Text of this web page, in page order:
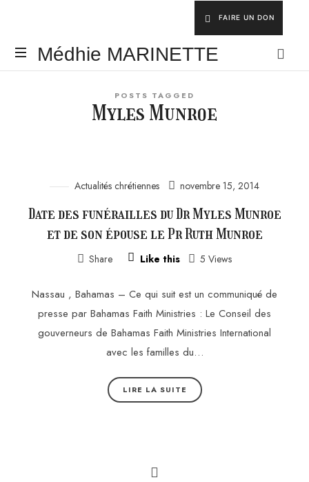
FAIRE UN DON
Médhie
Médhie MARINETTE
POSTS TAGGED
Myles Munroe
Actualités chrétiennes novembre 15, 2014
Date des funérailles du Dr Myles Munroe
et de son épouse le Pr Ruth Munroe
Share Like this 5 Views
Nassau , Bahamas – Ce qui suit est un communiqué de
presse par Bahamas Faith Ministries : Le Conseil des
gouverneurs de Bahamas Faith Ministries International
avec les familles du…
LIRE LA SUITE